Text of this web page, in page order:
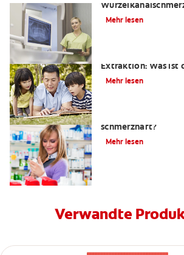
Mehr lesen
Extraktion: Was ist
mich?
Mehr lesen
schmerzhaft?
Mehr lesen
Verwandte